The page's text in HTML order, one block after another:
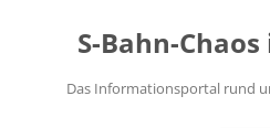
S-Bahn-
Das Informationsportal rund